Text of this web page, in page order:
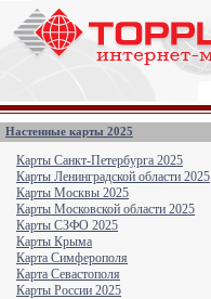
Настенные карты 2025
Карты Санкт-Петербурга 2025
Карты Ленинградской области 2025
Карты Москвы 2025
Карты Московской области 2025
Карты СЗФО 2025
Карты Крыма
Карта Симферополя
Карта Севастополя
Карты России 2025